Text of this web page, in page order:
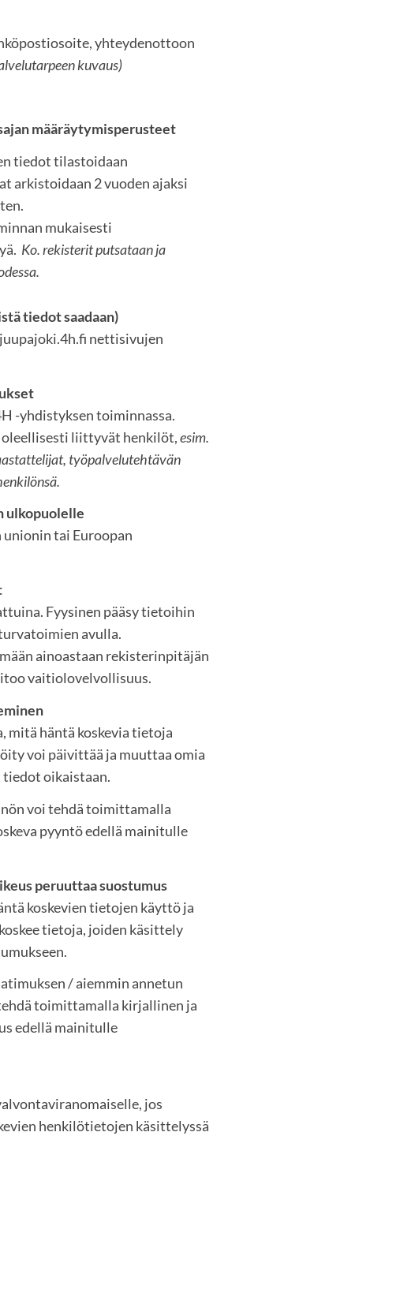
yhteydenottoon
kuvaus)
määräytymisperusteet
tiedot tilastoidaan
arkistoidaan 2 vuoden ajaksi
mukaisesti
Ko. rekisterit putsataan ja
tiedot saadaan)
nettisivujen
-yhdistyksen toiminnassa.
liittyvät henkilöt,esim.
työpalvelutehtävän
ulkopuolelle
tai Euroopan
Fyysinen pääsy tietoihin
avulla.
ainoastaan rekisterinpitäjän
vaitiolovelvollisuus.
mitä häntä koskevia tietoja
voi päivittää ja muuttaa omia
oikaistaan.
voi tehdä toimittamalla
pyyntö edellä mainitulle
peruuttaa suostumus
koskevien tietojen käyttö ja
tietoja, joiden käsittely
/ aiemmin annetun
toimittamalla kirjallinen ja
edellä mainitulle
jos
henkilötietojen käsittelyssä